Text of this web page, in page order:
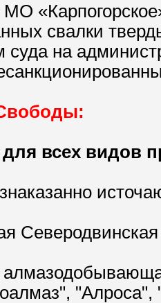
свалки
на
всех видов
"Алроса",